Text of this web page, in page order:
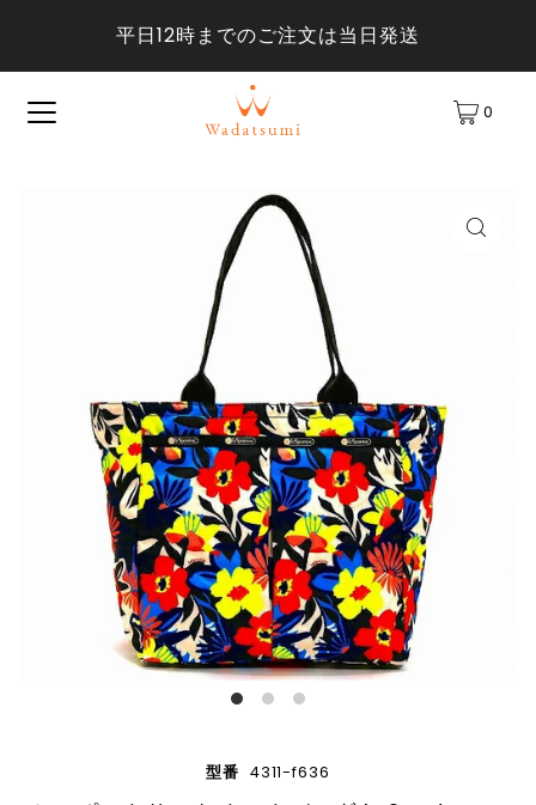
平日12時までのご注文は当日発送
0
型番 4311-f636